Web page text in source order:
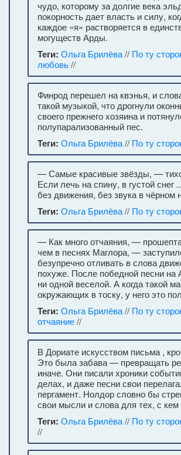
чудо, которому за долгие века
покорность дает власть и силу,
каждое «я» растворяется в
могуществ Арды.
Теги: Ольга Брилёва// По ту
любовь//
Финрод перешел на квэнья, и
такой музыкой, что дрогнули
своего прежнего хозяина и
полупарализованный пес.
Теги: Ольга Брилёва// По ту
— Самые красивые звёзды, —
Если лечь на спину, в густой
без движения, без звука в чёрном
Теги: Ольга Брилёва// По ту
— Как много отчаяния, —
чем в песнях Маглора, —
безупречно отливать в слова
похуже. После победной песни на
ни одной веселой. А когда такой
окружающих в тоску, у него это
Теги: Ольга Брилёва// По ту
отчаяние//
В Дориате искусством письма ,
Это была забава — превращать
иначе. Они писали хроники
делах, и даже песни свои
пергамент. Нолдор словно бы
свои мысли и слова для тех, с кем
Теги: Ольга Брилёва// По ту
//